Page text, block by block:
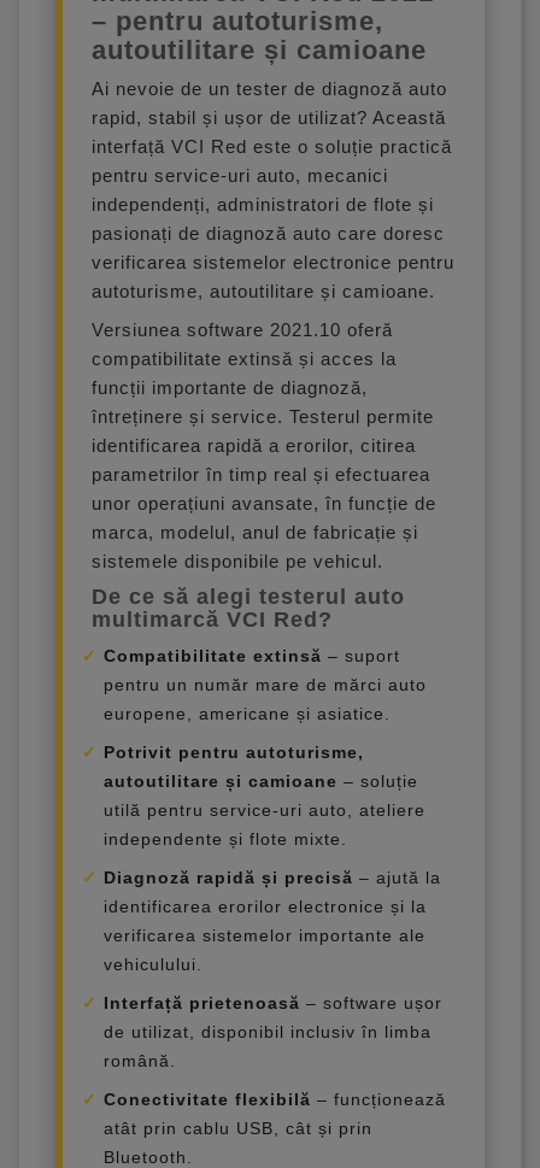
– pentru autoturisme,
autoutilitare și camioane
Ai nevoie de un tester de diagnoză auto
rapid, stabil și ușor de utilizat? Această
interfață VCI Red este o soluție practică
pentru service-uri auto, mecanici
independenți, administratori de flote și
pasionați de diagnoză auto care doresc
verificarea sistemelor electronice pentru
autoturisme, autoutilitare și camioane.
Versiunea software 2021.10 oferă
compatibilitate extinsă și acces la
funcții importante de diagnoză,
întreținere și service. Testerul permite
identificarea rapidă a erorilor, citirea
parametrilor în timp real și efectuarea
unor operațiuni avansate, în funcție de
marca, modelul, anul de fabricație și
sistemele disponibile pe vehicul.
De ce să alegi testerul auto
multimarcă VCI Red?
Compatibilitate extinsă – suport
pentru un număr mare de mărci auto
europene, americane și asiatice.
Potrivit pentru autoturisme,
autoutilitare și camioane – soluție
utilă pentru service-uri auto, ateliere
independente și flote mixte.
Diagnoză rapidă și precisă – ajută la
identificarea erorilor electronice și la
verificarea sistemelor importante ale
vehiculului.
Interfață prietenoasă – software ușor
de utilizat, disponibil inclusiv în limba
română.
Conectivitate flexibilă – funcționează
atât prin cablu USB, cât și prin
Bluetooth.